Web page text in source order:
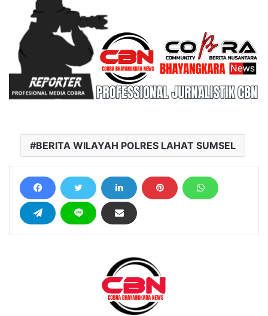
BERITA WILAYAH POLRES LAHAT SUMSEL